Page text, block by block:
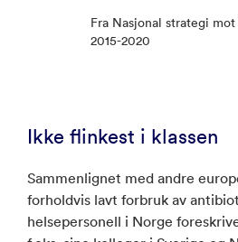
Fra Nasjonal strategi
2015-2020
Ikke flinkest i klassen
Sammenlignet med andre
forholdvis lavt forbruk av
helsepersonell i Norge